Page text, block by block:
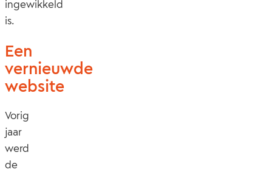
ingewikkeld
is.
Een
vernieuwde
website
Vorig
jaar
werd
de